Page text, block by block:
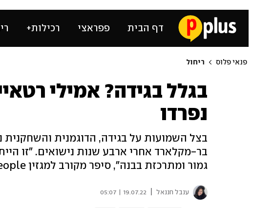
דף הבית פפראצי רכילות+
פנאי פלוס ריחול
בגלל בגידה? אמילי
נפרדו
בצל השמועות על בגידה, הדוגמנית
בר-מקלארד אחרי ארבע שנות נישואים. "זו
גמור ומתרכזת בבנה", סיפר מקורב למגזין People
ענבל חננאל 19.07.22 | 05:07